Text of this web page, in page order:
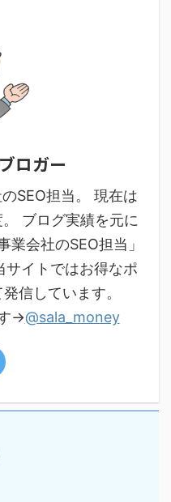
ロガー
SEO担当。 現在は
ブログ実績を元に
会社のSEO担当」
サイトではお得なポ
信しています。
→@sala_money